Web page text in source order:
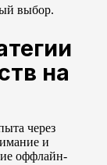
выбор.
на
через
и
оффлайн-